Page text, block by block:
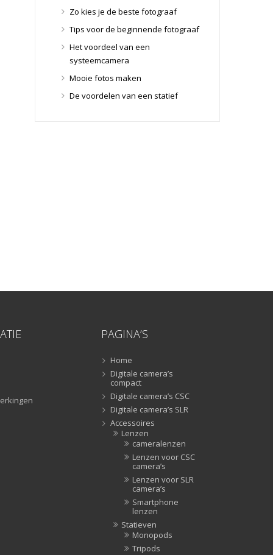
Lensfilters
Studiolampen
televisie afstandsbedieningen
Afstandsbedieningen
Zonnekappen
Zonnekappen
Zo kies je de beste fotograaf
Tips voor de beginnende fotograaf
Het voordeel van een
systeemcamera
Mooie fotos maken
De voordelen van een statief
PAGINA’S
Home
Digitale camera’s
compact
Digitale camera’s CSC
Digitale camera’s SLR
Accessoires
Lenzen
cameralenzen
Lenzen voor CSC
camera’s
Lenzen voor SLR
camera’s
Smartphone
lenzen
Statieven
Monopods
Tripods